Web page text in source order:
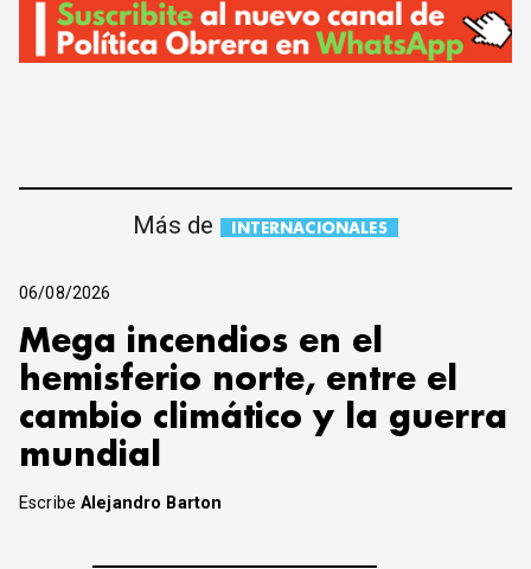
Más de INTERNACIONALES
06/08/2026
Mega incendios en el
hemisferio norte, entre el
cambio climático y la guerra
mundial
EscribeAlejandro Barton